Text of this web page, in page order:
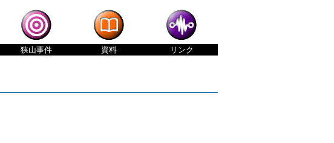
狭山事件 資料 リンク